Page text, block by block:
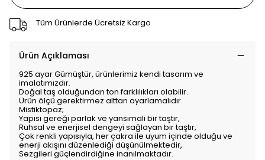
Tüm Ürünlerde Ücretsiz Kargo
Ürün Açıklaması
925 ayar Gümüştür, ürünlerimiz kendi tasarım ve
imalatımızdır.
Doğal taş olduğundan ton farklılıkları olabilir.
Ürün ölçü gerektirmez alttan ayarlamalıdır.
Mistiktopaz;
Yapısı gereği parlak ve yansımalı bir taştır,
Ruhsal ve enerjisel dengeyi sağlayan bir taştır,
Çok renkli yapısıyla, her çakra ile uyum içinde olduğu ve
enerji akışını düzenlediği düşünülmektedir,
Sezgileri güçlendirdiğine inanılmaktadır.